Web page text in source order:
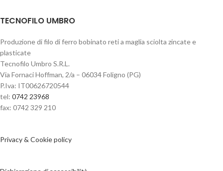
TECNOFILO UMBRO
Produzione di filo di ferro bobinato reti a maglia sciolta zincate e
plasticate
Tecnofilo Umbro S.R.L.
Via Fornaci Hoffman, 2/a – 06034 Foligno (PG)
P.Iva: IT00626720544
tel: 0742 23968
fax: 0742 329 210
Privacy & Cookie policy